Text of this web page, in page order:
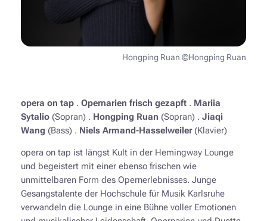
Hongping Ruan ©Hongping Ruan
opera on tap . Opernarien frisch gezapft. Mariia
Sytalio(Sopran) . Hongping Ruan (Sopran) . Jiaqi
Wang (Bass) . Niels Armand-Hasselweiler(Klavier)
opera on tap ist längst Kult in der Hemingway Lounge
und begeistert mit einer ebenso frischen wie
unmittelbaren Form des Opernerlebnisses. Junge
Gesangstalente der Hochschule für Musik Karlsruhe
verwandeln die Lounge in eine Bühne voller Emotionen